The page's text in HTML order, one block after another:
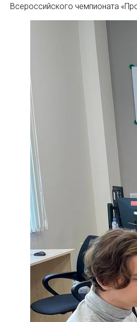
Всероссийского чемпионата